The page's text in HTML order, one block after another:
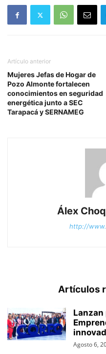
Artículo anterior
Mujeres Jefas de Hogar de
Pozo Almonte fortalecen
conocimientos en seguridad
energética junto a SEC
Tarapacá y SERNAMEG
Álex
http://
Artículos
Lanzan
Agosto 6,